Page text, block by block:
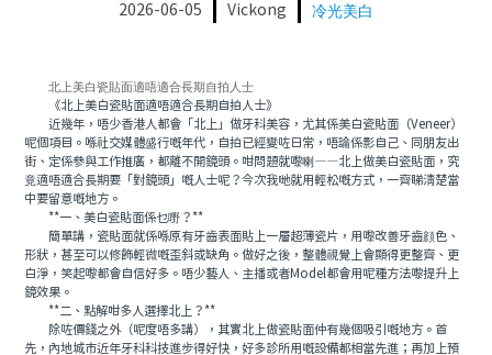
2026-06-05 Vickong 冷光美白
北上美白瓷貼面適唔適合長期自拍人士
《北上美白瓷貼面適唔適合長期自拍人士》
近幾年，唔少香港人都會「北上」做牙科美容，尤其係美白瓷貼面（Veneer）
呢個項目。喺社交媒體盛行嘅年代，自拍已經變咗日常，唔論係影自己、同朋友出
街、定係參與工作推廣，都離不開鏡頭。咁問題就嚟喇——北上做美白瓷貼面，究
竟適唔適合長期要「對鏡頭」嘅人士呢？今次我哋就用輕松嘅方式，一齊睇清楚當
中要留意嘅地方。
**一、美白瓷貼面係乜嘢？**
簡單講，瓷貼面就係喺原有牙齒表面貼上一層超薄瓷片，用嚟改善牙齒顔色、
形狀，甚至可以修飾輕微嘅歪斜或缺角。做好之後，整體視覺上會顯得更整齊、更
白淨，笑起嚟都會自信好多。唔少藝人、主播或者Model都會用呢種方法嚟提升上
鏡效果。
**二、點解咁多人選擇北上？**
除咗價錢之外（呢度唔多講），其實北上做瓷貼面仲有幾個吸引嘅地方。首
先，內地城市近年牙科科技進步得好快，好多診所用嘅設備都相當先進；再加上預